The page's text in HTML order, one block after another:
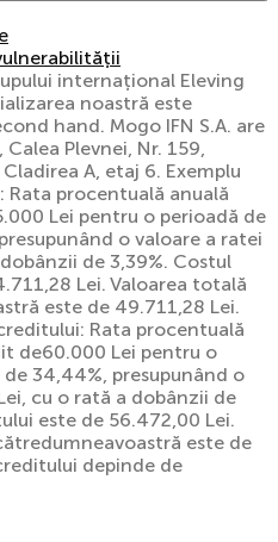
internațional Eleving
noastră este
hand. Mogo IFN S.A. are
Plevnei, Nr. 159,
A, etaj 6. Exemplu
procentuală anuală
Lei pentru o perioadă de
o valoare a ratei
de 3,39%. Costul
Lei. Valoarea totală
este de 49.711,28 Lei.
Rata procentuală
de60.000 Lei pentru o
34,44%, presupunând o
cu o rată a dobânzii de
este de 56.472,00 Lei.
este de
depinde de